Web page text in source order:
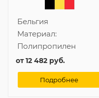
Бельгия
Материал:
Полипропилен
от12 482 руб.
Подробнее